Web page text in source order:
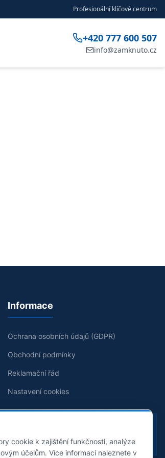
Profesionální klíčové centrum
+420 777 600 507
info@zamknuto.cz
Informace
Ochrana osobních údajů (GDPR)
Obchodní podmínky
Reklamační řád
Nastavení cookies
osob.
cookie k zajištění funkčnosti, analýze
účelům. Více informací naleznete v